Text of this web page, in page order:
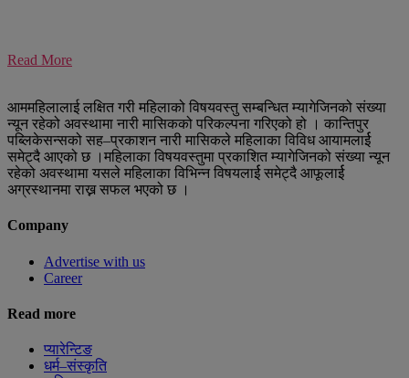
Read More
आममहिलालाई लक्षित गरी महिलाको विषयवस्तु सम्बन्धित म्यागेजिनको संख्या
न्यून रहेको अवस्थामा नारी मासिकको परिकल्पना गरिएको हो । कान्तिपुर
पब्लिकेसन्सको सह–प्रकाशन नारी मासिकले महिलाका विविध आयामलार्ई
समेट्दै आएको छ ।महिलाका विषयवस्तुमा प्रकाशित म्यागेजिनको संख्या न्यून
रहेको अवस्थामा यसले महिलाका विभिन्न विषयलार्ई समेट्दै आफूलार्ई
अग्रस्थानमा राख्न सफल भएको छ ।
Company
Advertise with us
Career
Read more
प्यारेन्टिङ
धर्म–संस्कृति